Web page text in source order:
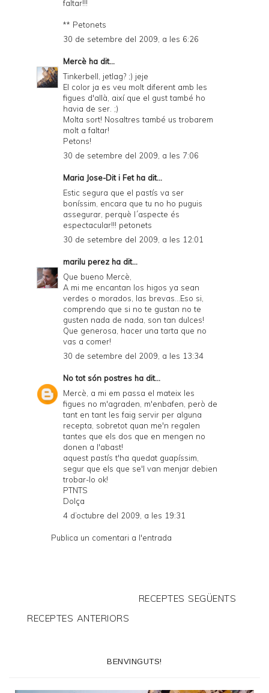
faltar!!!
** Petonets
30 de setembre del 2009, a les 6:26
Mercè ha dit...
Tinkerbell, jetlag? ;) jeje
El color ja es veu molt diferent amb les
figues d'allà, així que el gust també ho
havia de ser. ;)
Molta sort! Nosaltres també us trobarem
molt a faltar!
Petons!
30 de setembre del 2009, a les 7:06
Maria Jose-Dit i Fetha dit...
Estic segura que el pastís va ser
boníssim, encara que tu no ho puguis
assegurar, perquè l´aspecte és
espectacular!!! petonets
30 de setembre del 2009, a les 12:01
marilu perezha dit...
Que bueno Mercè,
A mi me encantan los higos ya sean
verdes o morados, las brevas...Eso si,
comprendo que si no te gustan no te
gusten nada de nada, son tan dulces!
Que generosa, hacer una tarta que no
vas a comer!
30 de setembre del 2009, a les 13:34
No tot són postres ha dit...
Mercè, a mi em passa el mateix les
figues no m'agraden, m'enbafen, però de
tant en tant les faig servir per alguna
recepta, sobretot quan me'n regalen
tantes que els dos que en mengen no
donen a l'abast!
aquest pastís t'ha quedat guapíssim,
segur que els que se'l van menjar debien
trobar-lo ok!
PTNTS
Dolça
4 d’octubre del 2009, a les 19:31
Publica un comentari a l'entrada
RECEPTES SEGÜENTS
RECEPTES ANTERIORS
BENVINGUTS!